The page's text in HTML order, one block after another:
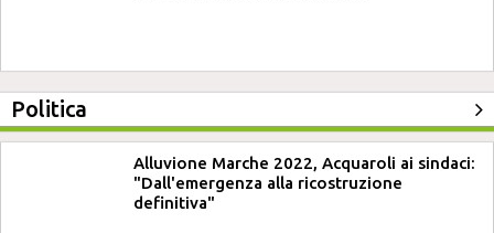
Politica
Alluvione Marche 2022, Acquaroli ai sindaci:
"Dall'emergenza alla ricostruzione
definitiva"